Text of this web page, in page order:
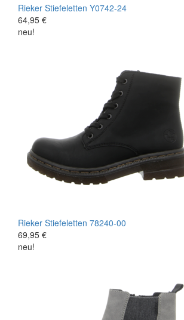
Rieker Stiefeletten Y0742-24
64,95 €
neu!
Rieker Stiefeletten 78240-00
69,95 €
neu!